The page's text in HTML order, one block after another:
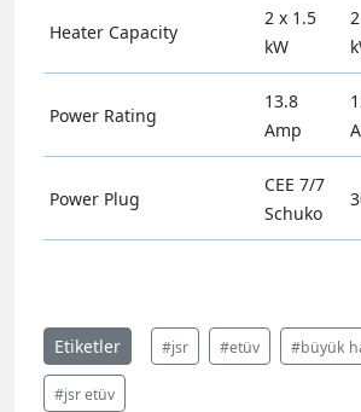
Heater Capacity
2 x 1.5
kW
Power Rating
13.8
Amp
Power Plug
CEE 7/7
Schuko
Etiketler #jsr #etüv #büyük
#jsr etüv